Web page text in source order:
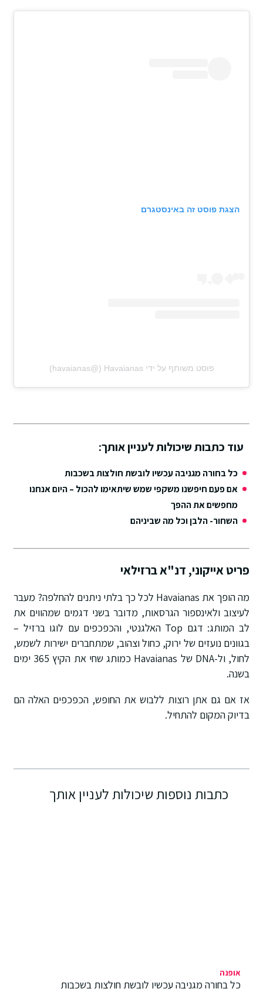
הצגת פוסט זה באינסטגרם
פוסט משותף על ידי ‏‎Havaianas‎‏ (@‏‎havaianas‎‏)
עוד כתבות שיכולות לעניין אותך:
כל בחורה מגניבה עכשיו לובשת חולצות בשכבות
אם פעם חיפשנו משקפי שמש שיתאימו להכול – היום אנחנו
מחפשים את ההפך
השחור- הלבן וכל מה שביניהם
פריט אייקוני, דנ"א ברזילאי
מה הופך את Havaianas לכל כך בלתי ניתנים להחלפה? מעבר
לעיצוב ולאינספור הגרסאות, מדובר בשני דגמים שמהווים את
לב המותג: דגם Top האלגנטי, והכפכפים עם לוגו ברזיל –
בגוונים נועזים של ירוק, כחול וצהוב, שמתחברים ישירות לשמש,
לחול, ול-DNA של Havaianas כמותג שחי את הקיץ 365 ימים
בשנה.
אז אם גם אתן רוצות ללבוש את החופש, הכפכפים האלה הם
בדיוק המקום להתחיל.
כתבות נוספות שיכולות לעניין אותך
אופנה
כל בחורה מגניבה עכשיו לובשת חולצות בשכבות